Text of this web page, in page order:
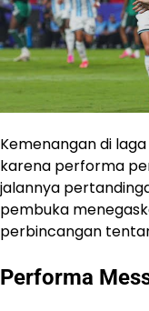
Kemenangan di
karena performa
jalannya
pembuka
perbincangan
Performa